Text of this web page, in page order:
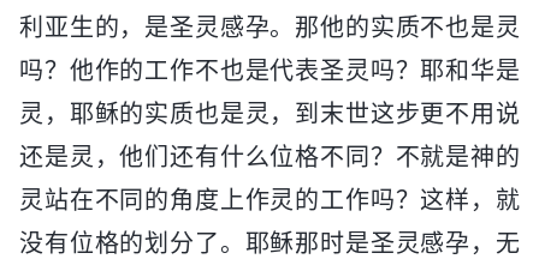
利亚生的，是圣灵感孕。那他的实质不也是灵
吗？他作的工作不也是代表圣灵吗？耶和华是
灵，耶稣的实质也是灵，到末世这步更不用说
还是灵，他们还有什么位格不同？不就是神的
灵站在不同的角度上作灵的工作吗？这样，就
没有位格的划分了。耶稣那时是圣灵感孕，无